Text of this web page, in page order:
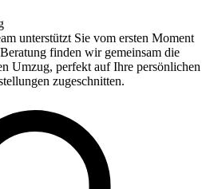
unterstützt Sie vom ersten Moment
finden wir gemeinsam die
Umzug, perfekt auf Ihre persönlichen
zugeschnitten.